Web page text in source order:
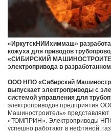
«ИркутскНИИхиммаш»
кожуха для приводов
«СИБИРСКИЙ
электропривода в
ООО НПО «Сибирский
выпускает электроприводы с
системой управления для
электроприводов предприятия
Машиностроитель»
«ТОМПРИН». Электроприводы
успешно работают в нефтяной,